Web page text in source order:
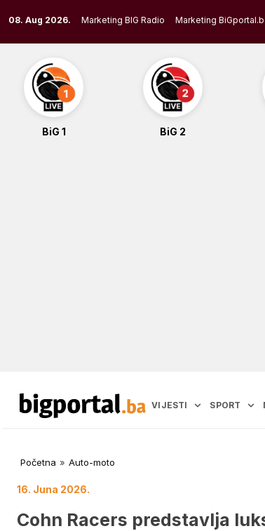
to
content
08. Aug 2026. Marketing BIG Radio Marketing
BiG 1 BiG 2
VIJESTI SPORT
Početna » Auto-moto
16. Juna 2026.
Cohn Racers predstavlja